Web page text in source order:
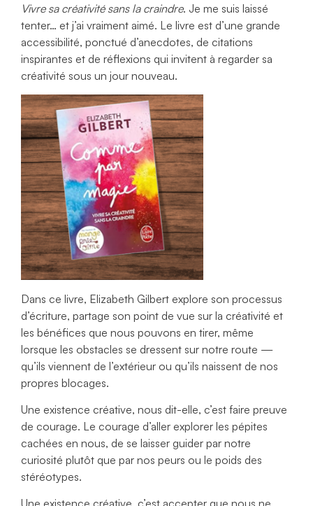
Vivre sa créativité sans la craindre. Je me suis laissé
tenter… et j’ai vraiment aimé. Le livre est d’une grande
accessibilité, ponctué d’anecdotes, de citations
inspirantes et de réflexions qui invitent à regarder sa
créativité sous un jour nouveau.
Dans ce livre, Elizabeth Gilbert explore son processus
d’écriture, partage son point de vue sur la créativité et
les bénéfices que nous pouvons en tirer, même
lorsque les obstacles se dressent sur notre route —
qu’ils viennent de l’extérieur ou qu’ils naissent de nos
propres blocages.
Une existence créative, nous dit-elle, c’est faire preuve
de courage. Le courage d’aller explorer les pépites
cachées en nous, de se laisser guider par notre
curiosité plutôt que par nos peurs ou le poids des
stéréotypes.